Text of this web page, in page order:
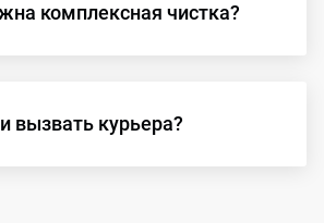
комплексная чистка?
вызвать курьера?